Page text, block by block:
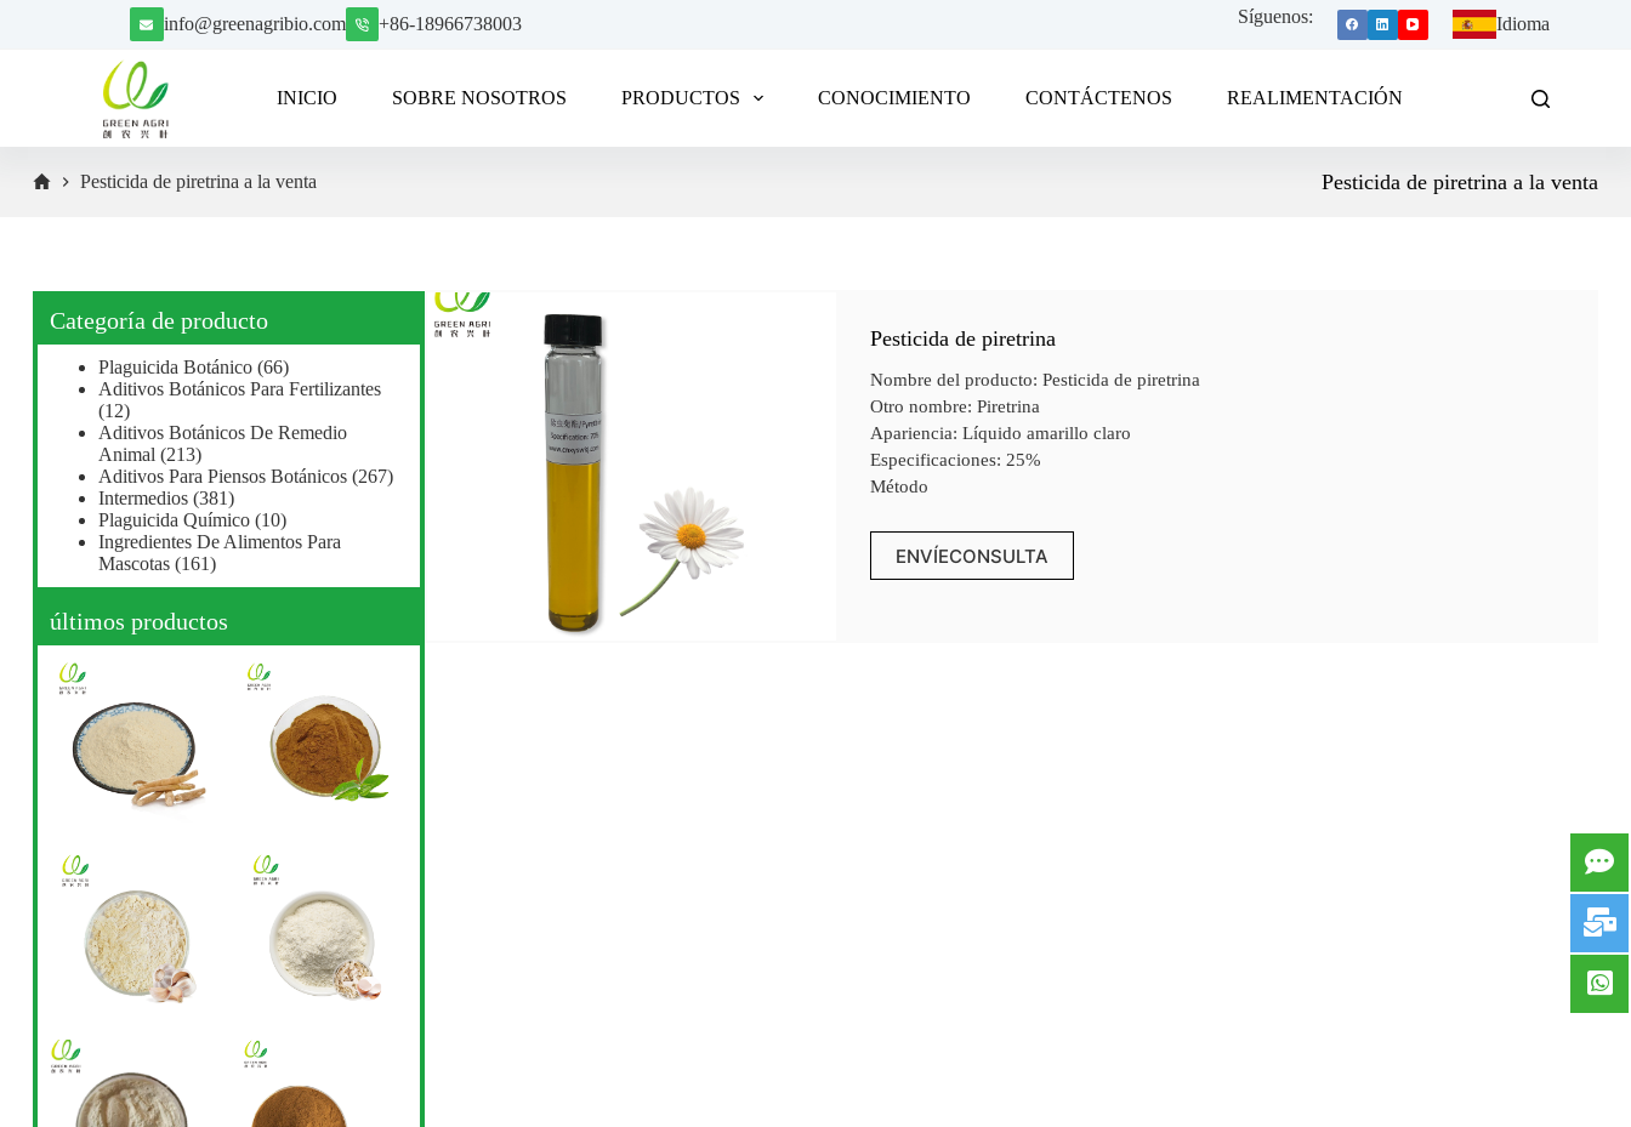
a
info@greenagribio.com +86-18966738003 Síguenos: Idioma
INICIO SOBRE NOSOTROS PRODUCTOS CONOCIMIENTO CONTÁCTENOS REALIMENTACIÓN
Pesticida de piretrina a la venta Pesticida de piretrina a la venta
Categoría de producto
Plaguicida Botánico (66)
Aditivos Botánicos Para Fertilizantes
(12)
Aditivos Botánicos De Remedio
Animal (213)
Aditivos Para Piensos Botánicos (267)
Intermedios (381)
Plaguicida Químico (10)
Ingredientes De Alimentos Para
Mascotas (161)
últimos productos
Pesticida de piretrina
Nombre del producto: Pesticida de piretrina
Otro nombre: Piretrina
Apariencia: Líquido amarillo claro
Especificaciones: 25%
Método
ENVÍECONSULTA